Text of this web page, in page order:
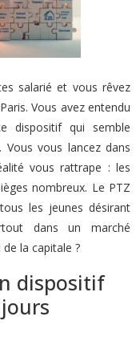
salarié et vous rêvez
Vous avez entendu
dispositif qui semble
Vous vous lancez dans
vous rattrape : les
nombreux. Le PTZ
les jeunes désirant
dans un marché
la capitale ?
dispositif